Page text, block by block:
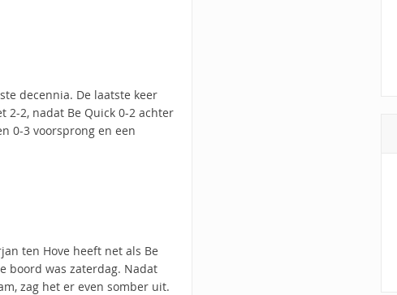
decennia. De laatste keer
2, nadat Be Quick 0-2 achter
0-3 voorsprong en een
ten Hove heeft net als Be
boord was zaterdag. Nadat
zag het er even somber uit.